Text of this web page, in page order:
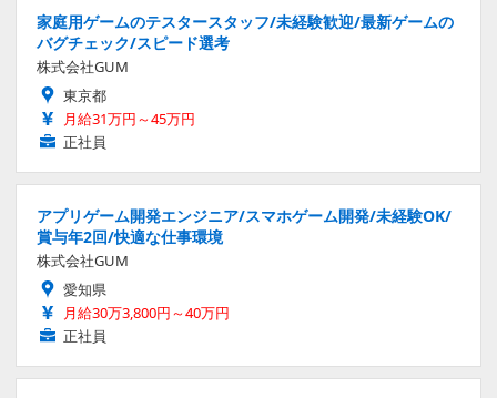
家庭用ゲームのテスタースタッフ/未経験歓迎/最新ゲームの
バグチェック/スピード選考
株式会社GUM
東京都
月給31万円～45万円
正社員
アプリゲーム開発エンジニア/スマホゲーム開発/未経験OK/
賞与年2回/快適な仕事環境
株式会社GUM
愛知県
月給30万3,800円～40万円
正社員